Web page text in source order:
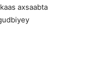
axsaabta